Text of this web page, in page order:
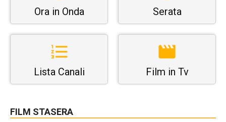
Ora in Onda Serata
Lista Canali Film in Tv
FILM STASERA